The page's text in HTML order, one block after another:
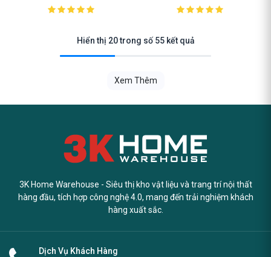
Hiển thị 20 trong số 55 kết quả
Xem Thêm
3K Home Warehouse - Siêu thị kho vật liệu và trang trí nội thất
hàng đầu, tích hợp công nghệ 4.0, mang đến trải nghiệm khách
hàng xuất sắc.
Dịch Vụ Khách Hàng